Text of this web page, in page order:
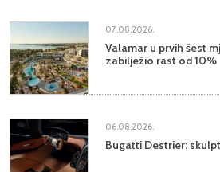
07.08.2026.
Valamar u prvih šest
zabilježio rast od 10%
06.08.2026.
Bugatti Destrier: